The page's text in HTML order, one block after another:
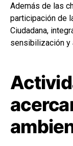
Además de las
participación de
Ciudadana,
sensibilización y